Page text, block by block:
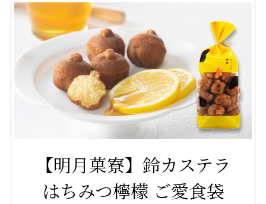
【明月菓寮】鈴カステラ
はちみつ檸檬 ご愛食袋